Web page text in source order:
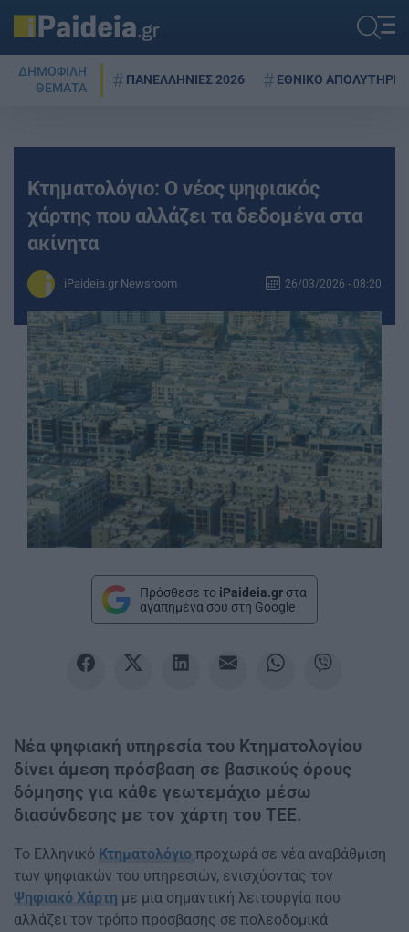
ΔΗΜΟΦΙΛΗ
ΘΕΜΑΤΑ
ΠΑΝΕΛΛΗΝΙΕΣ 2026 ΕΘΝΙΚΟ ΑΠΟΛΥΤΗΡΙΟ
Κτηματολόγιο: Ο νέος ψηφιακός
χάρτης που αλλάζει τα δεδομένα στα
ακίνητα
iPaideia.gr Newsroom 26/03/2026 - 08:20
Πρόσθεσε το iPaideia.gr στα
αγαπημένα σου στη Google
Νέα ψηφιακή υπηρεσία του Κτηματολογίου
δίνει άμεση πρόσβαση σε βασικούς όρους
δόμησης για κάθε γεωτεμάχιο μέσω
διασύνδεσης με τον χάρτη του ΤΕΕ.
Το Ελληνικό Κτηματολόγιο προχωρά σε νέα αναβάθμιση
των ψηφιακών του υπηρεσιών, ενισχύοντας τον
Ψηφιακό Χάρτη με μια σημαντική λειτουργία που
αλλάζει τον τρόπο πρόσβασης σε πολεοδομικά